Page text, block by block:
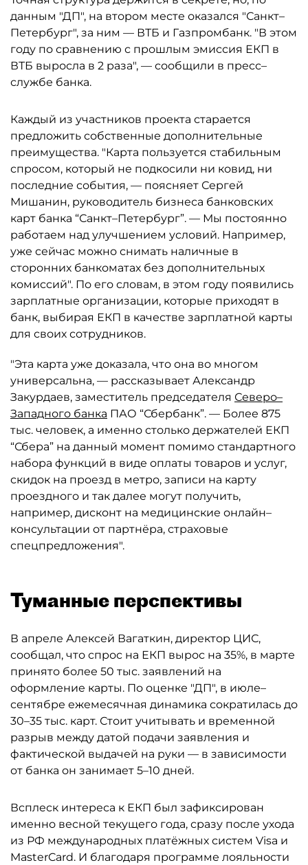
данным "ДП", на втором месте оказался "Санкт–
Петербург", за ним — ВТБ и Газпромбанк. "В этом
году по сравнению с прошлым эмиссия ЕКП в
ВТБ выросла в 2 раза", — сообщили в пресс–
службе банка.
Каждый из участников проекта старается
предложить собственные дополнительные
преимущества. "Карта пользуется стабильным
спросом, который не подкосили ни ковид, ни
последние события, — поясняет Сергей
Мишанин, руководитель бизнеса банковских
карт банка “Санкт–Петербург”. — Мы постоянно
работаем над улучшением условий. Например,
уже сейчас можно снимать наличные в
сторонних банкоматах без дополнительных
комиссий". По его словам, в этом году появились
зарплатные организации, которые приходят в
банк, выбирая ЕКП в качестве зарплатной карты
для своих сотрудников.
"Эта карта уже доказала, что она во многом
универсальна, — рассказывает Александр
Закурдаев, заместитель председателя Северо–
Западного банка ПАО “Сбербанк”. — Более 875
тыс. человек, а именно столько держателей ЕКП
“Сбера” на данный момент помимо стандартного
набора функций в виде оплаты товаров и услуг,
скидок на проезд в метро, записи на карту
проездного и так далее могут получить,
например, дисконт на медицинские онлайн–
консультации от партнёра, страховые
спецпредложения".
Туманные перспективы
В апреле Алексей Вагаткин, директор ЦИС,
сообщал, что спрос на ЕКП вырос на 35%, в марте
принято более 50 тыс. заявлений на
оформление карты. По оценке "ДП", в июле–
сентябре ежемесячная динамика сократилась до
30–35 тыс. карт. Стоит учитывать и временной
разрыв между датой подачи заявления и
фактической выдачей на руки — в зависимости
от банка он занимает 5–10 дней.
Всплеск интереса к ЕКП был зафиксирован
именно весной текущего года, сразу после ухода
из РФ международных платёжных систем Visa и
MasterCard. И благодаря программе лояльности